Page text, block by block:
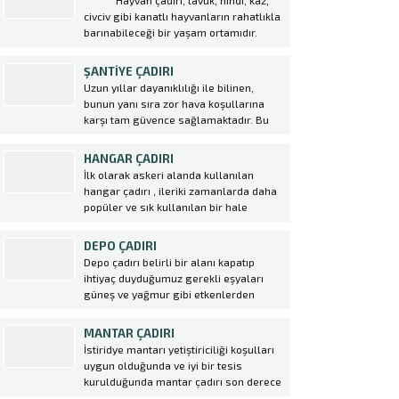
çadırlar üretmektedir. Kuzu
Çadırı kurulumu oldukça kolaydır ve
çiftlik sahiplerine büyük avantajlar
civciv gibi kanatlı hayvanların rahatlıkla
barınabileceği bir yaşam ortamıdır.
çiftliği oluşturmak amacıyla kurulan
Kümes Çadırı ger geçen gün
artmaktadır. Yeni iş alanı kurmak
isteyen girişimcilerin çoğunlukla tercih
ettiği kümes hayvancılığı...
ŞANTIYE ÇADIRI
Uzun yıllar dayanıklılığı ile bilinen,
bunun yanı sıra zor hava koşullarına
karşı tam güvence sağlamaktadır. Bu
olarak kullanılmaktadır. Şantiye
alanlarınızda her türlü gerek kısa
ihtiyaçlarınız için Ekin Çadır
olarak şantiye çadırı üretiyoruz....
HANGAR ÇADIRI
İlk olarak askeri alanda kullanılan
hangar çadırı , ileriki zamanlarda daha
popüler ve sık kullanılan bir hale
kullanılmaya başlanmıştır. Özellikle de
konar göçer sektörlerde konteynırların
yerini alan hangar çadırı birçok avantajı
da beraberinde getirmektedir. hangar...
DEPO ÇADIRI
Depo çadırı belirli bir alanı kapatıp
ihtiyaç duyduğumuz gerekli eşyaları
güneş ve yağmur gibi etkenlerden
sistemidir. Betonarme yapıların aksine
daha hızlı kurulum ve maliyetsiz bir
sistemdir. Betonarme yapılar günümüz
şartlarında çok prosedür gerektiren
yapılardır....
MANTAR ÇADIRI
İstiridye mantarı yetiştiriciliği koşulları
uygun olduğunda ve iyi bir tesis
kurulduğunda mantar çadırı son derece